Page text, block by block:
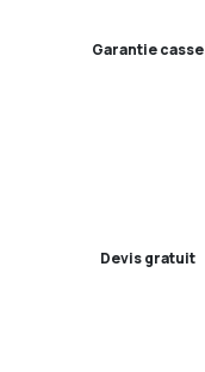
Garantie casse
Devis gratuit